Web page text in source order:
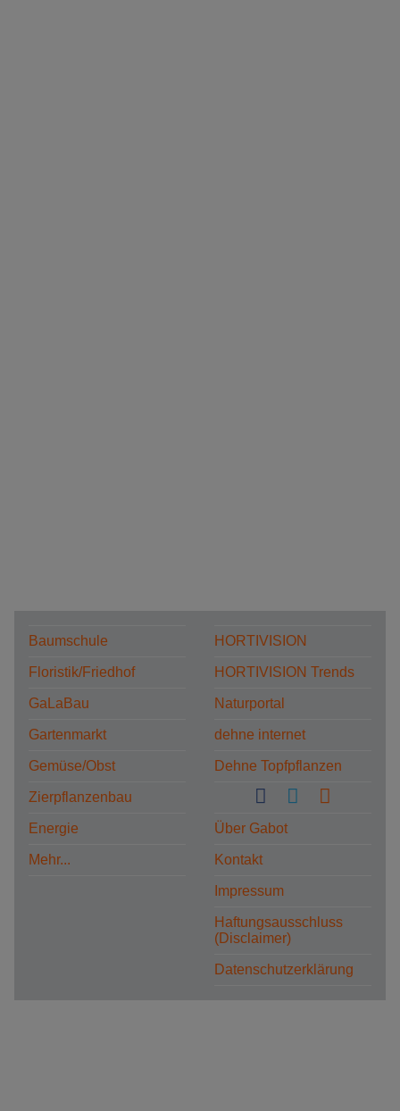
Baumschule
Floristik/Friedhof
GaLaBau
Gartenmarkt
Gemüse/Obst
Zierpflanzenbau
Energie
Mehr...
HORTIVISION
HORTIVISION Trends
Naturportal
dehne internet
Dehne Topfpflanzen
Über Gabot
Kontakt
Impressum
Haftungsausschluss
(Disclaimer)
Datenschutzerklärung